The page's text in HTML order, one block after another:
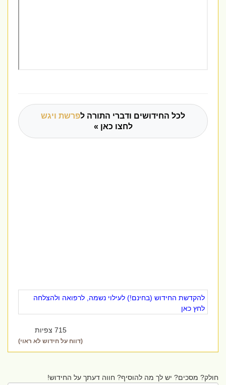
לכל החידושים ודברי התורה לפרשת ויגש
לחצו כאן »
להקדשת החידוש (בחינם!) לעילוי נשמה, לרפואה ולהצלחה
לחץ כאן
715 צפיות
(דווח על חידוש לא ראוי)
חולק? מסכים? יש לך מה להוסיף? חווה דעתך על החידוש!